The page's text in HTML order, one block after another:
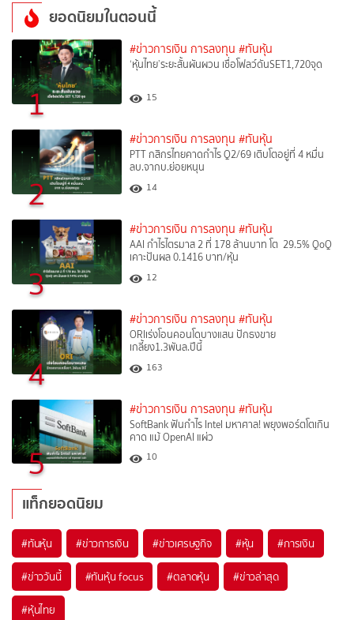
ยอดนิยมในตอนนี้
1
#ข่าวการเงิน การลงทุน #ทันหุ้น
‘หุ้นไทย’ระยะสั้นผันผวน เชื่อโฟลว์ดันSET1,720จุด
15
2
#ข่าวการเงิน การลงทุน #ทันหุ้น
PTT กสิกรไทยคาดกำไร Q2/69 เติบโตอยู่ที่ 4 หมื่น
ลบ.จากบ.ย่อยหนุน
14
3
#ข่าวการเงิน การลงทุน #ทันหุ้น
AAI กำไรไตรมาส 2 ที่ 178 ล้านบาท โต 29.5% QoQ
เคาะปันผล 0.1416 บาท/หุ้น
12
4
#ข่าวการเงิน การลงทุน #ทันหุ้น
ORIเร่งโอนคอนโดบางแสน ปักธงขาย
เกลี้ยง1.3พันล.ปีนี้
163
5
#ข่าวการเงิน การลงทุน #ทันหุ้น
SoftBank ฟันกำไร Intel มหาศาล! พยุงพอร์ตโตเกิน
คาด แม้ OpenAI แผ่ว
10
แท็กยอดนิยม
#ทันหุ้น #ข่าวการเงิน #ข่าวเศรษฐกิจ #หุ้น #การเงิน
#ข่าววันนี้ #ทันหุ้น focus #ตลาดหุ้น #ข่าวล่าสุด
#หุ้นไทย